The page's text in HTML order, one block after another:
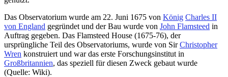
Das Observatorium wurde am 22. Juni 1675 von König Charles II
von England gegründet und der Bau wurde von John Flamsteed in
Auftrag gegeben. Das Flamsteed House (1675-76), der
ursprüngliche Teil des Observatoriums, wurde von SirChristopher
Wren konstruiert und war das erste Forschungsinstitut in
Großbritannien, das speziell für diesen Zweck gebaut wurde
(Quelle: Wiki).